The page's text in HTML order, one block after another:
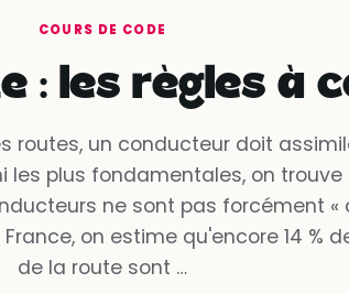
COURS DE CODE
: les règles à
routes, un conducteur doit
les plus fondamentales, on trouve
ne sont pas forcément «
on estime qu'encore 14 %
de la route sont …